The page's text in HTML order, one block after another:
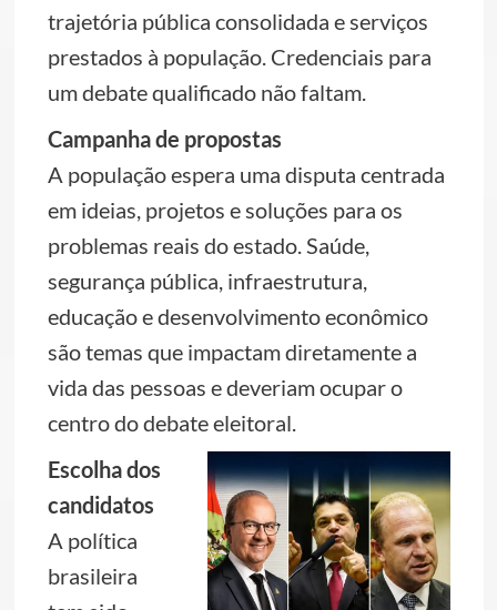
trajetória pública consolidada e serviços
prestados à população. Credenciais para
um debate qualificado não faltam.
Campanha de propostas
A população espera uma disputa centrada
em ideias, projetos e soluções para os
problemas reais do estado. Saúde,
segurança pública, infraestrutura,
educação e desenvolvimento econômico
são temas que impactam diretamente a
vida das pessoas e deveriam ocupar o
centro do debate eleitoral.
Escolha dos
candidatos
A política
brasileira